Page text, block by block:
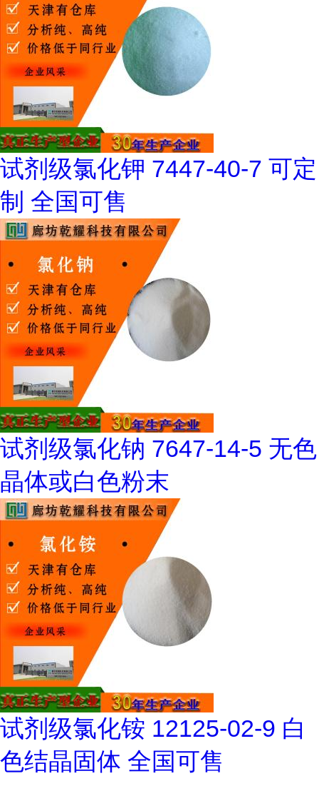
试剂级氯化钾 7447-40-7 可定
制 全国可售
试剂级氯化钠 7647-14-5 无色
晶体或白色粉末
试剂级氯化铵 12125-02-9 白
色结晶固体 全国可售